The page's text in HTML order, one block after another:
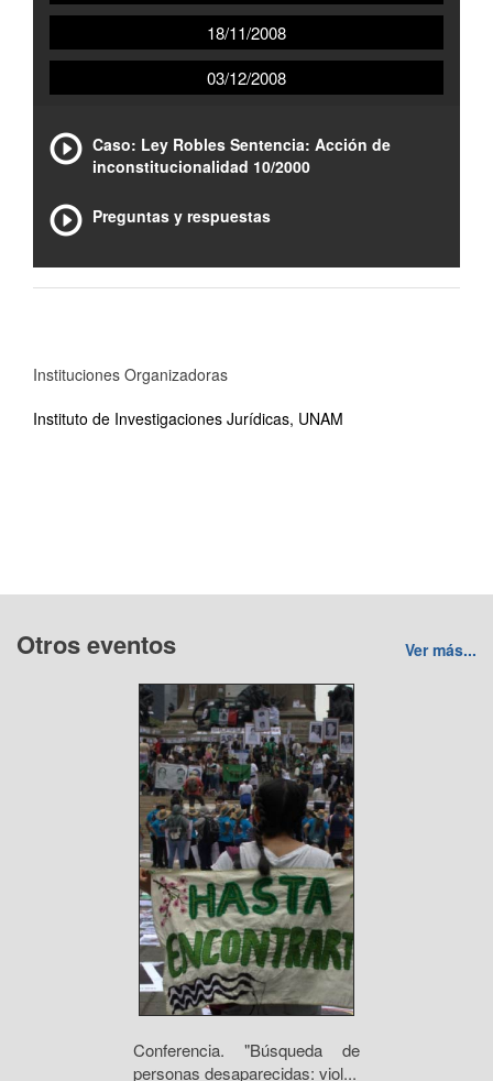
18/11/2008
03/12/2008
Caso: Ley Robles Sentencia: Acción de
inconstitucionalidad 10/2000
Preguntas y respuestas
Instituciones Organizadoras
Instituto de Investigaciones Jurídicas, UNAM
Otros eventos Ver más...
Conferencia. "Búsqueda de
personas desaparecidas: viol...